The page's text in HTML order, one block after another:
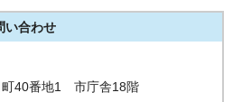
い合わせ
40番地1 市庁舎18階